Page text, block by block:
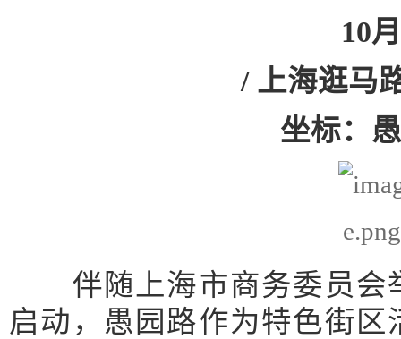
10
/ 上海逛马
坐标：
伴随上海市商务委员会
启动，愚园路作为特色街